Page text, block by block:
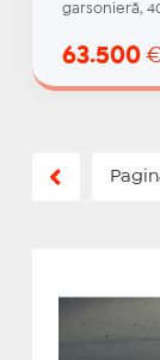
garsonieră,
63.500